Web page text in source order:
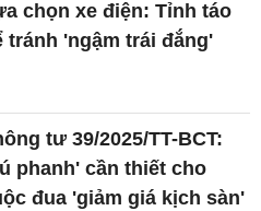
chọn xe điện: Tỉnh táo
tránh 'ngậm trái đắng'
tư 39/2025/TT-BCT:
phanh' cần thiết cho
đua 'giảm giá kịch sàn'